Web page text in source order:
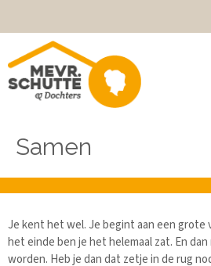
Samen
Je kent het wel. Je begint aan een grote
het einde ben je het helemaal zat. En
worden. Heb je dan dat zetje in de rug